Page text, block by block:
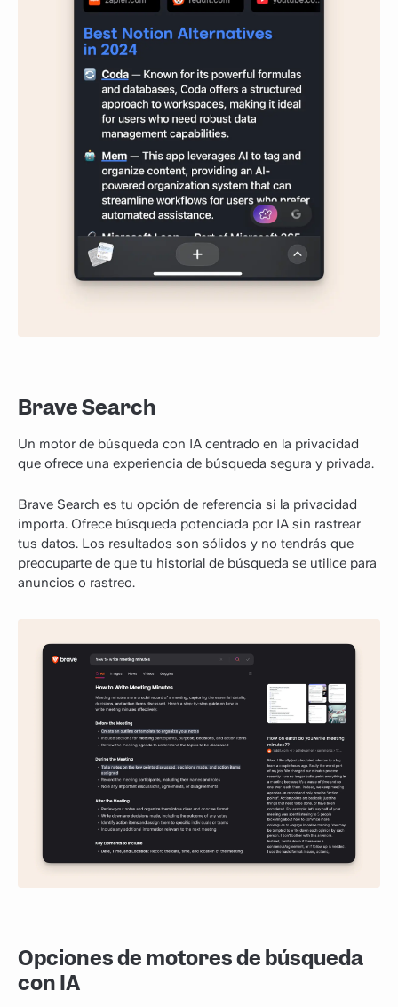
Brave Search
Un motor de búsqueda con IA centrado en la privacidad
que ofrece una experiencia de búsqueda segura y privada.
Brave Search es tu opción de referencia si la privacidad
importa. Ofrece búsqueda potenciada por IA sin rastrear
tus datos. Los resultados son sólidos y no tendrás que
preocuparte de que tu historial de búsqueda se utilice para
anuncios o rastreo.
Opciones de motores de búsqueda
con IA